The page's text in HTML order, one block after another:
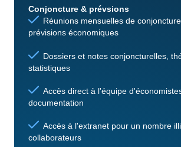
Conjoncture & prévsions
Réunions mensuelles de
prévisions économiques
Dossiers et notes conjoncturelles,
statistiques
Accès direct à l'équipe
documentation
Accès à l'extranet pour un nombre
collaborateurs